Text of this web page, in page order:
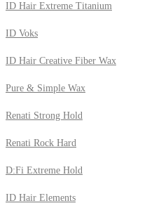
ID Hair Extreme Titanium
ID Voks
ID Hair Creative Fiber Wax
Pure & Simple Wax
Renati Strong Hold
Renati Rock Hard
D:Fi Extreme Hold
ID Hair Elements